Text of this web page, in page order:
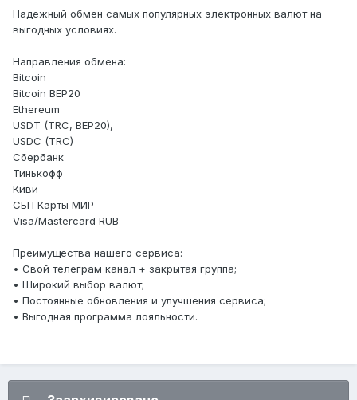
Надежный обмен самых популярных электронных валют на
выгодных условиях.
Направления обмена:
Bitcoin
Bitcoin BEP20
Ethereum
USDT (TRC, BEP20),
USDC (TRC)
Сбербанк
Тинькофф
Киви
СБП Карты МИР
Visa/Mastercard RUB
Преимущества нашего сервиса:
• Свой телеграм канал + закрытая группа;
• Широкий выбор валют;
• Постоянные обновления и улучшения сервиса;
• Выгодная программа лояльности.